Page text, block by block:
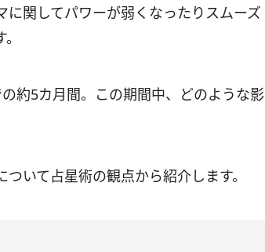
関してパワーが弱くなったりスムーズ
約5カ月間。この期間中、どのような影
いて占星術の観点から紹介します。